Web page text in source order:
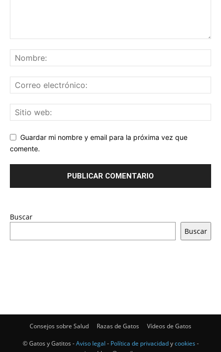
Guardar mi nombre y email para la próxima vez que
comente.
Buscar
Buscar
Consejos sobre Salud Razas de Gatos Vídeos de Gatos
© Gatos y Gatitos -Aviso legal - Política de privacidadycookies -